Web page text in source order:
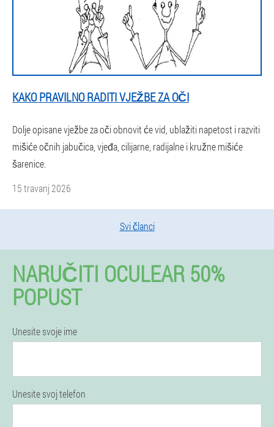
KAKO PRAVILNO RADITI VJEŽBE ZA OČI
Dolje opisane vježbe za oči obnovit će vid, ublažiti napetost i razviti
mišiće očnih jabučica, vjeđa, cilijarne, radijalne i kružne mišiće
šarenice.
15 travanj 2026
Svi članci
NARUČITI OCULEAR 50%
POPUST
Unesite svoje ime
Unesite svoj telefon